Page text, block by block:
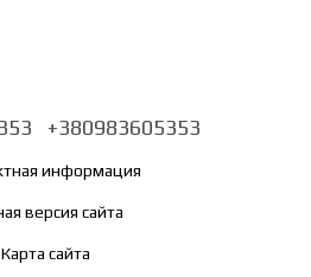
+380983605353
информация
версия сайта
Карта сайта